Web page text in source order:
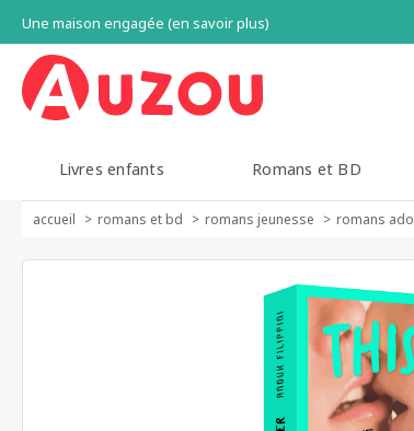
Une maison engagée (en savoir plus)
Livres enfants Romans et BD
accueil romans et bd romans jeunesse romans ado